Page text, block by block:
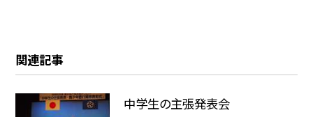
関連記事
中学生の主張発表会